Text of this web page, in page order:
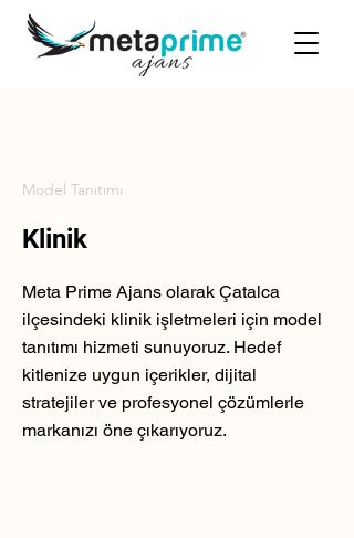
Model Tanıtımı
Klinik
Meta Prime Ajans olarak Çatalca
ilçesindeki klinik işletmeleri için model
tanıtımı hizmeti sunuyoruz. Hedef
kitlenize uygun içerikler, dijital
stratejiler ve profesyonel çözümlerle
markanızı öne çıkarıyoruz.